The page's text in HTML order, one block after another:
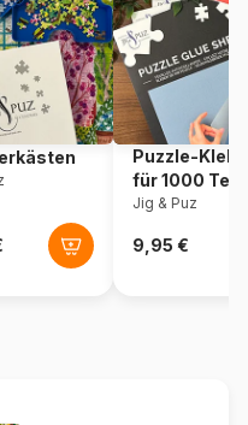
Teile
x 49 cm
Puzzle-
für 1000
Jig & Puz